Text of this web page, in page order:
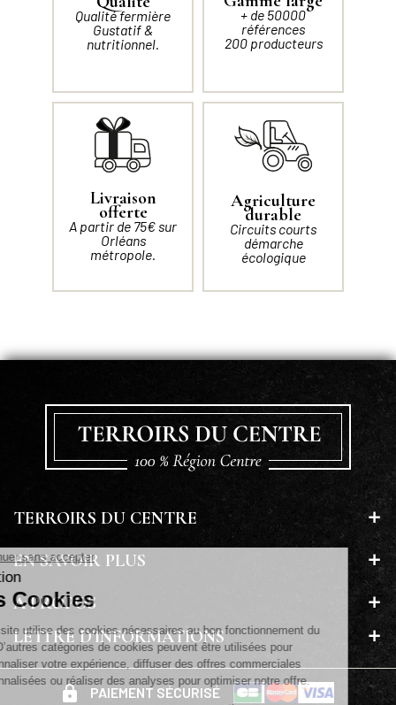
Qualité fermière
Gustatif &
nutritionnel.
+ de 50000
références
200 producteurs
Livraison
offerte
A partir de 75€ sur
Orléans
métropole.
Agriculture
durable
Circuits courts
démarche
écologique
TERROIRS DU CENTRE
EN SAVOIR PLUS
A PROPOS
LETTRE D'INFORMATIONS
PAIEMENT SÉCURISÉ